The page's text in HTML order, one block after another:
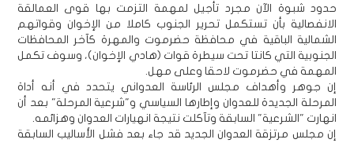
حدود شبوة الآن مجرد تأجيل لمهمة التزمت بها قوى العمالقة
الانفصالية بأن تستكمل تحرير الجنوب كاملا من الإخوان وقواتهم
الشمالية الباقية في محافظة حضرموت والمهرة كآخر المحافظات
الجنوبية التي كانتا تحت سيطرة قوات (هادي الإخوان)، وسوف تكمل
المهمة في حضرموت لاحقا وعلى مهل.
إن جوهر وأهداف مجلس الرئاسة العدواني يتحدد في أنه أداة
المرحلة الجديدة للعدوان وإطارها السياسي و"شرعية المرحلة" بعد أن
انهارت "الشرعية" السابقة وتآكلت نتيجة انهيارات العدوان وهزائمه.
إن مجلس مرتزقة العدوان الجديد قد جاء بعد فشل الأساليب السابقة